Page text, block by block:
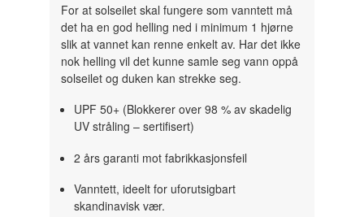
For at solseilet skal fungere som vanntett må
det ha en god helling ned i minimum 1 hjørne
slik at vannet kan renne enkelt av. Har det ikke
nok helling vil det kunne samle seg vann oppå
solseilet og duken kan strekke seg.
UPF 50+ (Blokkerer over 98 % av skadelig
UV stråling – sertifisert)
2 års garanti mot fabrikkasjonsfeil
Vanntett, ideelt for uforutsigbart
skandinavisk vær.